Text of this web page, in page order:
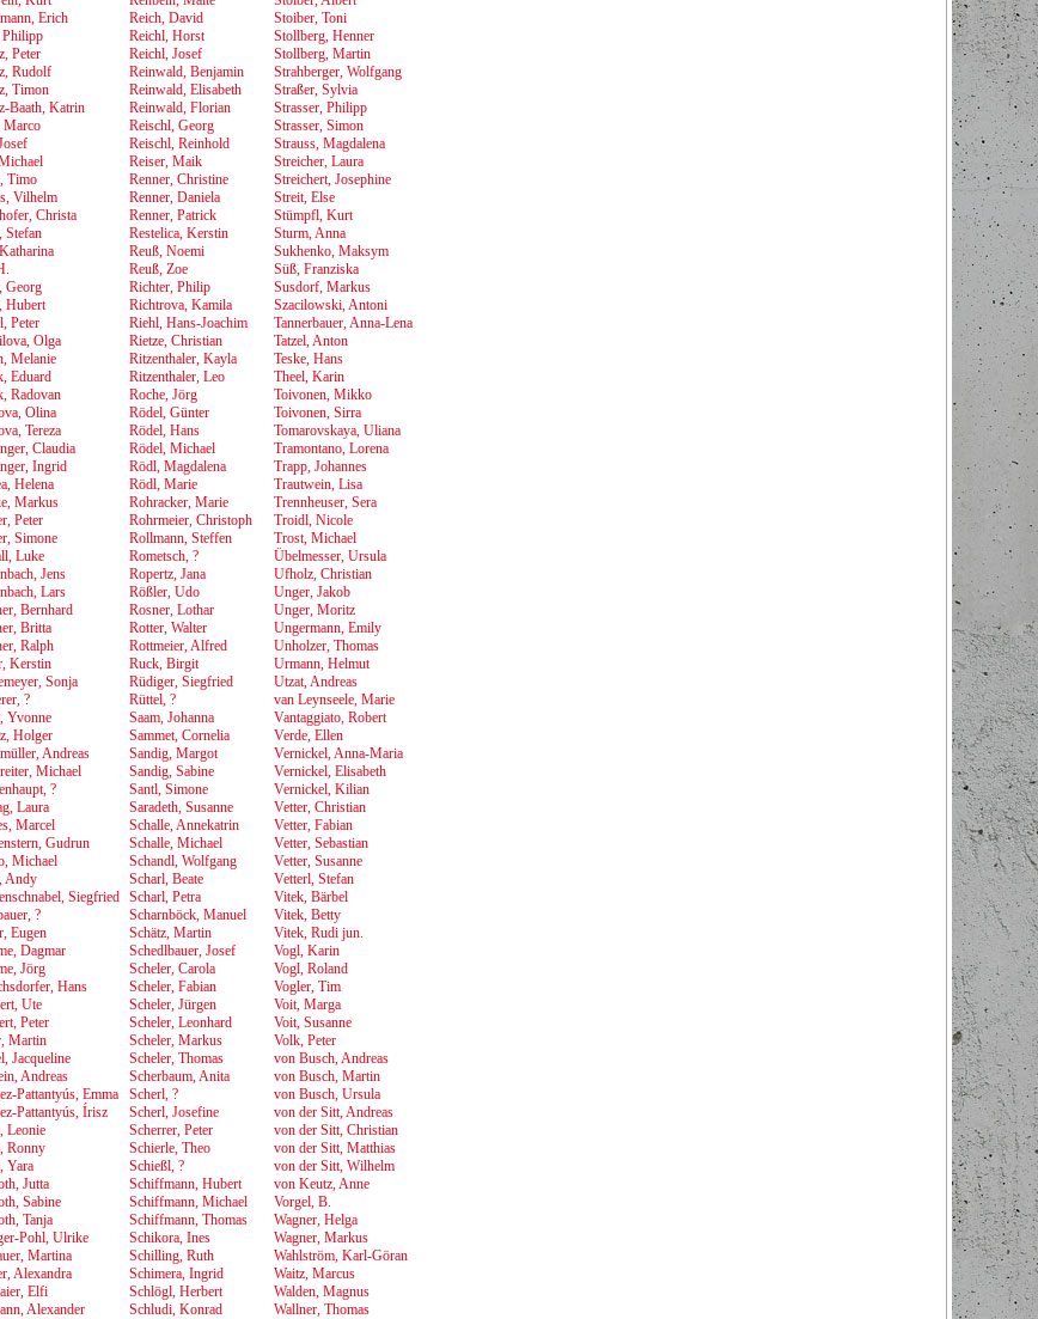
Erich
Peter
Rudolf
Timon
Baath, Katrin
Marco
Timo
Vilhelm
Christa
Stefan
Georg
Hubert
Peter
Olga
Melanie
Eduard
Radovan
Olina
Tereza
Claudia
Ingrid
Helena
Markus
Peter
Simone
Luke
Jens
Lars
Bernhard
Britta
Ralph
Kerstin
Sonja
?
Yvonne
Holger
Andreas
Michael
?
Laura
Marcel
Gudrun
Michael
Andy
Siegfried
?
Eugen
Dagmar
Jörg
Hans
Ute
Peter
Martin
Jacqueline
Andreas
Pattantyús, Emma
Pattantyús, Írisz
Leonie
Ronny
Yara
Jutta
Sabine
Tanja
Pohl, Ulrike
Martina
Alexandra
Elfi
Alexander
Reich, David
Reichl, Horst
Reichl, Josef
Reinwald, Benjamin
Reinwald, Elisabeth
Reinwald, Florian
Reischl, Georg
Reischl, Reinhold
Reiser, Maik
Renner, Christine
Renner, Daniela
Renner, Patrick
Restelica, Kerstin
Reuß, Noemi
Reuß, Zoe
Richter, Philip
Richtrova, Kamila
Riehl, Hans-Joachim
Rietze, Christian
Ritzenthaler, Kayla
Ritzenthaler, Leo
Roche, Jörg
Rödel, Günter
Rödel, Hans
Rödel, Michael
Rödl, Magdalena
Rödl, Marie
Rohracker, Marie
Rohrmeier, Christoph
Rollmann, Steffen
Rometsch, ?
Ropertz, Jana
Rößler, Udo
Rosner, Lothar
Rotter, Walter
Rottmeier, Alfred
Ruck, Birgit
Rüdiger, Siegfried
Rüttel, ?
Saam, Johanna
Sammet, Cornelia
Sandig, Margot
Sandig, Sabine
Santl, Simone
Saradeth, Susanne
Schalle, Annekatrin
Schalle, Michael
Schandl, Wolfgang
Scharl, Beate
Scharl, Petra
Scharnböck, Manuel
Schätz, Martin
Schedlbauer, Josef
Scheler, Carola
Scheler, Fabian
Scheler, Jürgen
Scheler, Leonhard
Scheler, Markus
Scheler, Thomas
Scherbaum, Anita
Scherl, ?
Scherl, Josefine
Scherrer, Peter
Schierle, Theo
Schießl, ?
Schiffmann, Hubert
Schiffmann, Michael
Schiffmann, Thomas
Schikora, Ines
Schilling, Ruth
Schimera, Ingrid
Schlögl, Herbert
Schludi, Konrad
Stoiber, Toni
Stollberg, Henner
Stollberg, Martin
Strahberger, Wolfgang
Straßer, Sylvia
Strasser, Philipp
Strasser, Simon
Strauss, Magdalena
Streicher, Laura
Streichert, Josephine
Streit, Else
Stümpfl, Kurt
Sturm, Anna
Sukhenko, Maksym
Süß, Franziska
Susdorf, Markus
Szacilowski, Antoni
Tannerbauer, Anna-Lena
Tatzel, Anton
Teske, Hans
Theel, Karin
Toivonen, Mikko
Toivonen, Sirra
Tomarovskaya, Uliana
Tramontano, Lorena
Trapp, Johannes
Trautwein, Lisa
Trennheuser, Sera
Troidl, Nicole
Trost, Michael
Übelmesser, Ursula
Ufholz, Christian
Unger, Jakob
Unger, Moritz
Ungermann, Emily
Unholzer, Thomas
Urmann, Helmut
Utzat, Andreas
van Leynseele, Marie
Vantaggiato, Robert
Verde, Ellen
Vernickel, Anna-Maria
Vernickel, Elisabeth
Vernickel, Kilian
Vetter, Christian
Vetter, Fabian
Vetter, Sebastian
Vetter, Susanne
Vetterl, Stefan
Vitek, Bärbel
Vitek, Betty
Vitek, Rudi jun.
Vogl, Karin
Vogl, Roland
Vogler, Tim
Voit, Marga
Voit, Susanne
Volk, Peter
von Busch, Andreas
von Busch, Martin
von Busch, Ursula
von der Sitt, Andreas
von der Sitt, Christian
von der Sitt, Matthias
von der Sitt, Wilhelm
von Keutz, Anne
Vorgel, B.
Wagner, Helga
Wagner, Markus
Wahlström, Karl-Göran
Waitz, Marcus
Walden, Magnus
Wallner, Thomas